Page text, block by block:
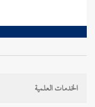
الخدمات العلمية